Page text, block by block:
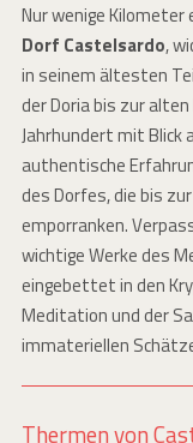
Nur wenige
Dorf Castelsardo,
in seinem ältesten
der Doria bis zur
Jahrhundert mit Blick
authentische
des Dorfes, die bis
emporranken.
wichtige Werke des
eingebettet in den
Meditation und der
immateriellen
Thermen von